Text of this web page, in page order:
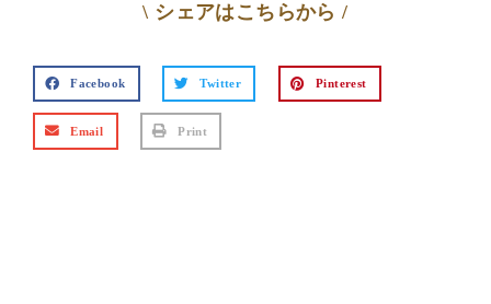
\ シェアはこちらから /
Facebook Twitter Pinterest
Email Print